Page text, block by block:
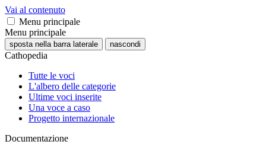
Vai al contenuto
Menu principale
Menu principale
sposta nella barra laterale nascondi
Cathopedia
Tutte le voci
L'albero delle categorie
Ultime voci inserite
Una voce a caso
Progetto internazionale
Documentazione